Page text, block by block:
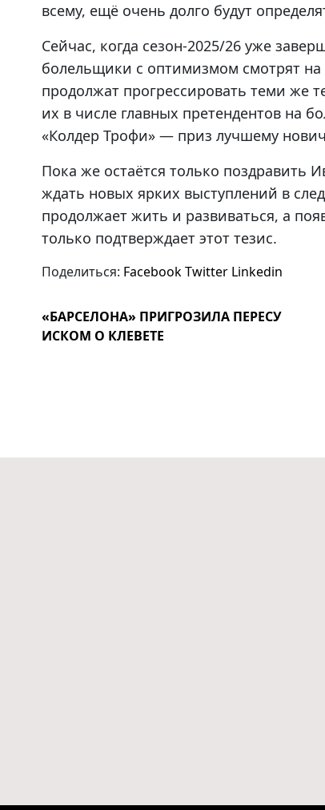
всему, ещё очень долго будут
Сейчас, когда сезон-2025/26 уже
болельщики с оптимизмом смотрят
продолжат прогрессировать теми
их в числе главных претендентов на
«Колдер Трофи» — приз лучшему
Пока же остаётся только поздравить
ждать новых ярких выступлений в
продолжает жить и развиваться, а
только подтверждает этот тезис.
Поделиться: FacebookTwitter Linkedin
«БАРСЕЛОНА» ПРИГРОЗИЛА ПЕРЕСУ
ИСКОМ О КЛЕВЕТЕ